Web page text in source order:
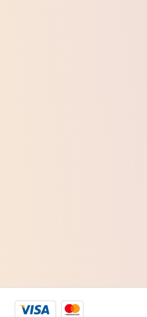
Visa
Mastercard